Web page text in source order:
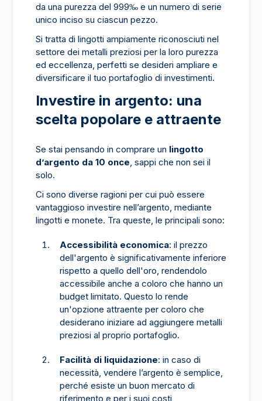
da una purezza del 999‰ e un numero di serie
unico inciso su ciascun pezzo.
Si tratta di lingotti ampiamente riconosciuti nel
settore dei metalli preziosi per la loro purezza
ed eccellenza, perfetti se desideri ampliare e
diversificare il tuo portafoglio di investimenti.
Investire in argento: una
scelta popolare e attraente
Se stai pensando in comprare un lingotto
d’argento da 10 once, sappi che non sei il
solo.
Ci sono diverse ragioni per cui può essere
vantaggioso investire nell’argento, mediante
lingotti e monete. Tra queste, le principali sono:
Accessibilità economica: il prezzo
dell'argento è significativamente inferiore
rispetto a quello dell'oro, rendendolo
accessibile anche a coloro che hanno un
budget limitato. Questo lo rende
un'opzione attraente per coloro che
desiderano iniziare ad aggiungere metalli
preziosi al proprio portafoglio.
Facilità di liquidazione: in caso di
necessità, vendere l’argento è semplice,
perché esiste un buon mercato di
riferimento e per i suoi costi